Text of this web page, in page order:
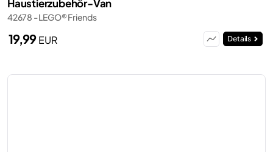
Haustierzubehör-Van
42678 - LEGO® Friends
19,99EUR Details